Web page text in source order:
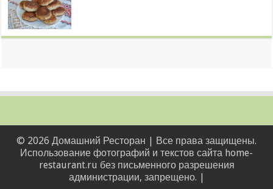
© 2026 Домашний Ресторан | Все права защищены.
Использование фотографий и текстов сайта home-
restaurant.ru без письменного разрешения
администрации, запрещено. |